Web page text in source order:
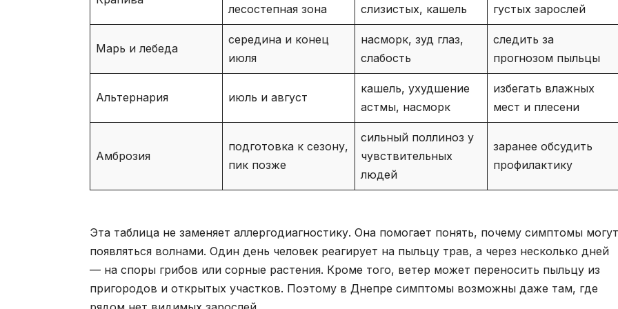
лесостепная зона
слизистых, кашель
густых зарослей
Марь и лебеда
середина и конец
июля
насморк, зуд глаз,
слабость
следить за
прогнозом пыльцы
Альтернария июль и август
кашель, ухудшение
астмы, насморк
избегать влажных
мест и плесени
Амброзия
подготовка к сезону,
пик позже
сильный поллиноз у
чувствительных
людей
заранее обсудить
профилактику
Эта таблица не заменяет аллергодиагностику. Она помогает понять, почему симптомы могут
появляться волнами. Один день человек реагирует на пыльцу трав, а через несколько дней
— на споры грибов или сорные растения. Кроме того, ветер может переносить пыльцу из
пригородов и открытых участков. Поэтому в Днепре симптомы возможны даже там, где